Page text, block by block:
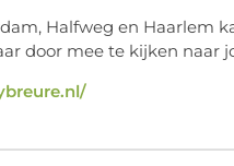
Halfweg en Haarlem
door mee te kijken naar